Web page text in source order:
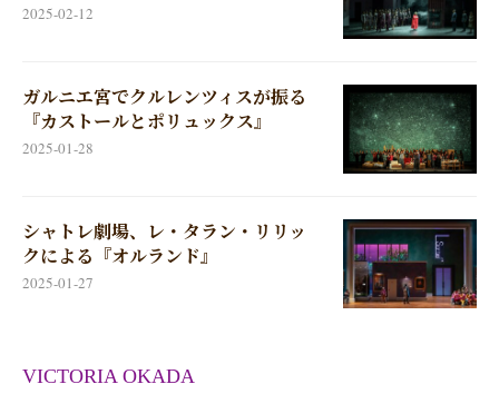
2025-02-12
ガルニエ宮でクルレンツィスが振る
『カストールとポリュックス』
2025-01-28
シャトレ劇場、レ・タラン・リリッ
クによる『オルランド』
2025-01-27
VICTORIA OKADA